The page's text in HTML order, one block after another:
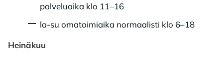
palveluaika klo 11–16
la-su omatoimiaika normaalisti klo 6–18
Heinäkuu